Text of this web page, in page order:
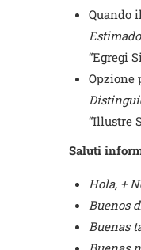
Quando
“Egregi
Opzione
“Illustre
Saluti
Hola, +
Buenos
Buenas